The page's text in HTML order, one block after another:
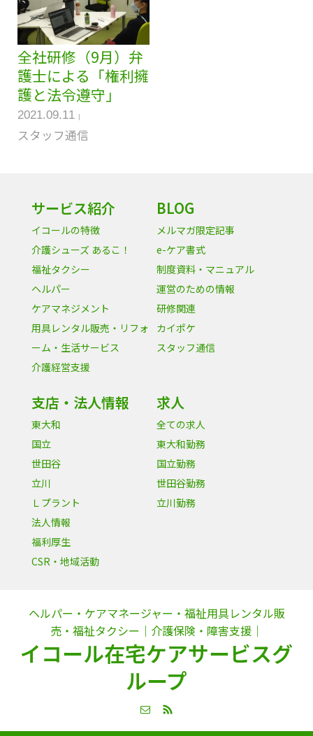
全社研修（9月）弁
護士による「権利擁
護と法令遵守」
2021.09.11
スタッフ通信
サービス紹介
イコールの特徴
介護シューズ あるこ！
福祉タクシー
ヘルパー
ケアマネジメント
用具レンタル販売・リフォ
ーム・生活サービス
介護経営支援
BLOG
メルマガ限定記事
e-ケア書式
制度資料・マニュアル
運営のための情報
研修関連
カイポケ
スタッフ通信
支店・法人情報
東大和
国立
世田谷
立川
Ｌプラント
法人情報
福利厚生
CSR・地域活動
求人
全ての求人
東大和勤務
国立勤務
世田谷勤務
立川勤務
ヘルパー・ケアマネージャー・福祉用具レンタル販
売・福祉タクシー｜介護保険・障害支援｜
イコール在宅ケアサービスグ
ループ